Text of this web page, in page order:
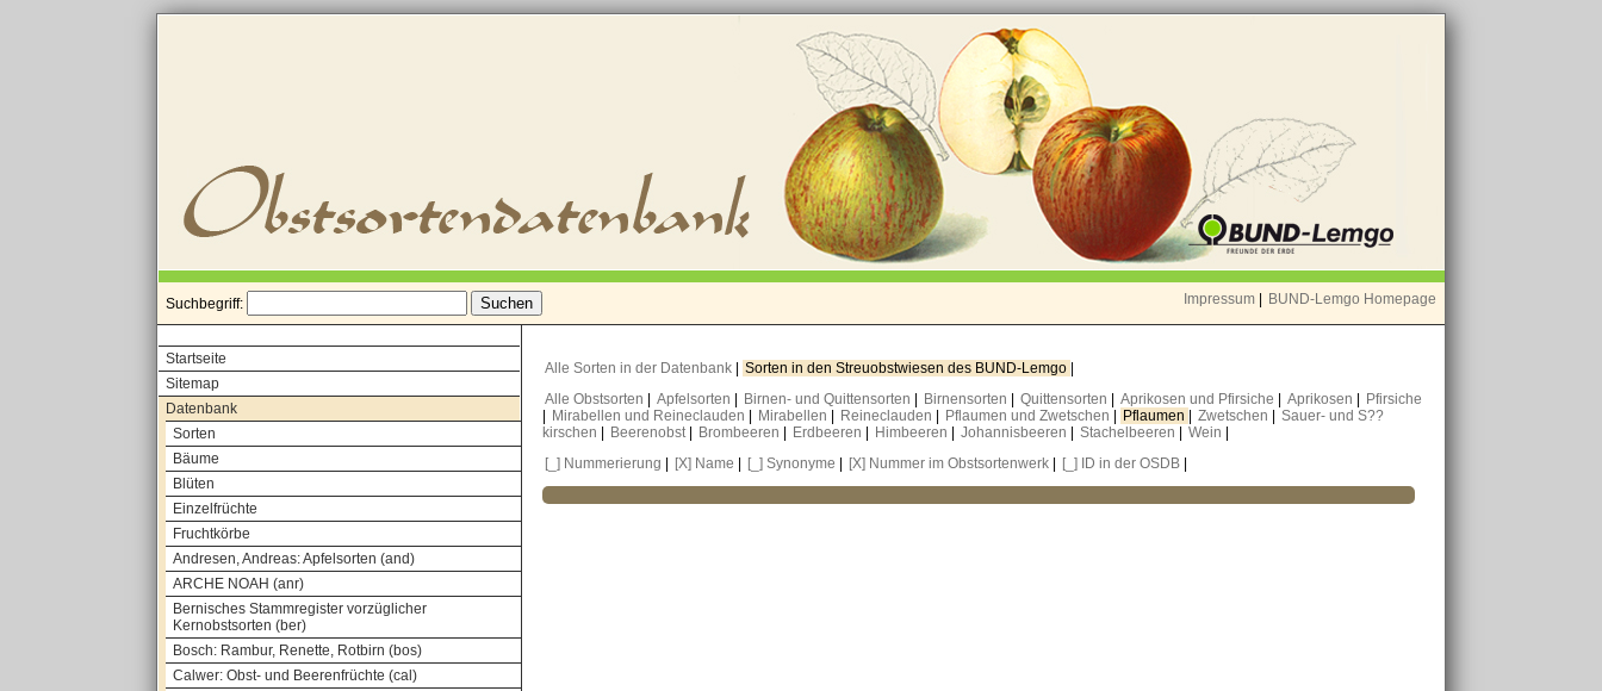
Suchbegriff: Impressum BUND-Lemgo Homepage
Startseite
Sitemap
Datenbank
Sorten
Bäume
Blüten
Einzelfrüchte
Fruchtkörbe
Andresen, Andreas: Apfelsorten (and)
ARCHE NOAH (anr)
Bernisches Stammregister vorzüglicher
Kernobstsorten (ber)
Bosch: Rambur, Renette, Rotbirn (bos)
Calwer: Obst- und Beerenfrüchte (cal)
Alle Sorten in der Datenbank Sorten in den Streuobstwiesen des BUND-Lemgo
Alle Obstsorten
Apfelsorten Birnen- und Quittensorten Birnensorten Quittensorten Aprikosen und Pfirsiche Aprikosen
Pfirsiche
Mirabellen und Reineclauden Mirabellen Reineclauden Pflaumen und Zwetschen Pflaumen Zwetschen
Sauer- und S??
kirschen
Beerenobst Brombeeren Erdbeeren Himbeeren Johannisbeeren Stachelbeeren Wein
[_] Nummerierung
[X] Name [_] Synonyme [X] Nummer im Obstsortenwerk [_] ID in der OSDB